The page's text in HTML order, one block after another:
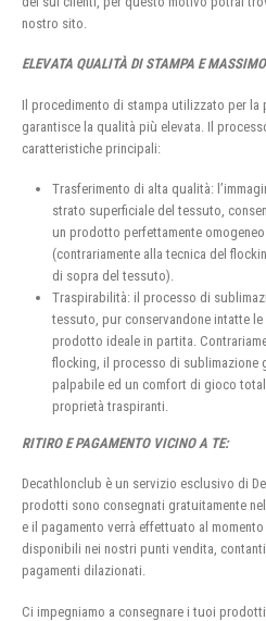
nostro sito.
ELEVATA QUALITÀ DI STAMPA E
Il procedimento di stampa utilizzato per
garantisce la qualità più elevata. Il
caratteristiche principali:
Trasferimento di alta qualità:
strato superficiale del tessuto,
un prodotto perfettamente
(contrariamente alla tecnica del
di sopra del tessuto).
Traspirabilità: il processo di
tessuto, pur conservandone intatte
prodotto ideale in partita.
flocking, il processo di sublimazione
palpabile ed un comfort di gioco
proprietà traspiranti.
RITIRO E PAGAMENTO VICINO A TE:
Decathlonclub è un servizio esclusivo di
prodotti sono consegnati gratuitamente
e il pagamento verrà effettuato al
disponibili nei nostri punti vendita,
pagamenti dilazionati.
Ci impegniamo a consegnare i tuoi